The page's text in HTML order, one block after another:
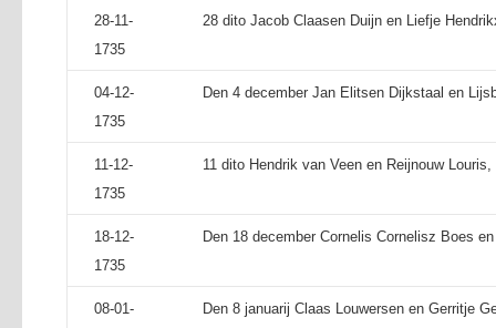
28-11-
1735
28 dito Jacob Claasen Duijn en Liefje
04-12-
1735
Den 4 december Jan Elitsen Dijkstaal en
11-12-
1735
11 dito Hendrik van Veen en Reijnouw
18-12-
1735
Den 18 december Cornelis Cornelisz Boes
08-01-
Den 8 januarij Claas Louwersen en Gerritje